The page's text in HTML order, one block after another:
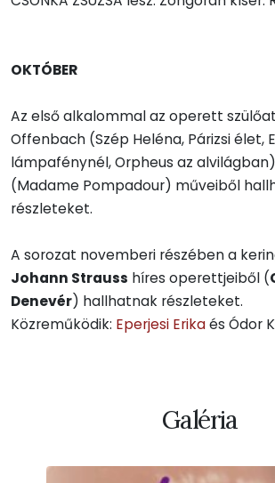
OKTÓBER
Az első alkalommal az operett
Offenbach (Szép Heléna, Párizsi élet,
lámpafénynél, Orpheus az alvilágban)
(Madame Pompadour) műveiből
részleteket.
A sorozat novemberi részében a
Johann Strauss híres operettjeiből (
Denevér) hallhatnak részleteket.
Közreműködik: Eperjesi Erikaés Ódor
Galéria